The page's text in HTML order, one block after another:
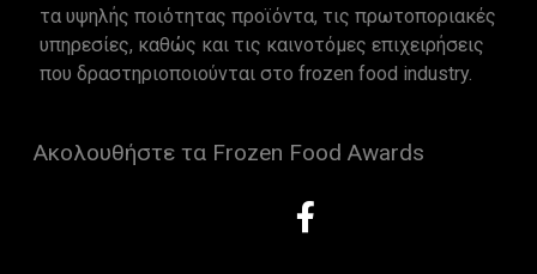
τα υψηλής ποιότητας προϊόντα, τις πρωτοποριακές
υπηρεσίες, καθώς και τις καινοτόμες επιχειρήσεις
που δραστηριοποιούνται στο frozen food industry.
Ακολουθήστε τα Frozen Food Awards